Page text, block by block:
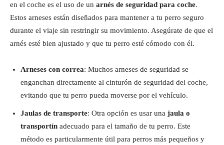
en el coche es el uso de un arnés de seguridad para coche.
Estos arneses están diseñados para mantener a tu perro seguro
durante el viaje sin restringir su movimiento. Asegúrate de que el
arnés esté bien ajustado y que tu perro esté cómodo con él.
Arneses con correa: Muchos arneses de seguridad se
enganchan directamente al cinturón de seguridad del coche,
evitando que tu perro pueda moverse por el vehículo.
Jaulas de transporte: Otra opción es usar una jaula o
transportín adecuado para el tamaño de tu perro. Este
método es particularmente útil para perros más pequeños y